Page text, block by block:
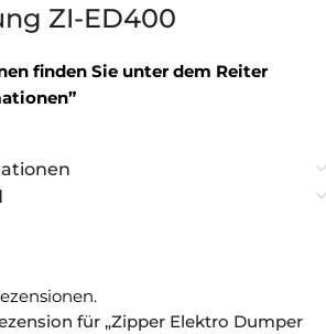
ZI-ED400
finden Sie unter dem Reiter
für „Zipper Elektro Dumper